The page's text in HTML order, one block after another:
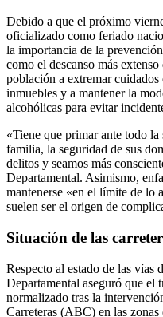
Debido a que el próximo
oficializado como feriado
la importancia de la
como el descanso más
población a extremar
inmuebles y a mantener la
alcohólicas para evitar
«Tiene que primar ante todo
familia, la seguridad de sus
delitos y seamos más
Departamental. Asimismo,
mantenerse «en el límite de lo
suelen ser el origen de
Situación de las
Respecto al estado de las vías
Departamental aseguró que el
normalizado tras la
Carreteras (ABC) en las